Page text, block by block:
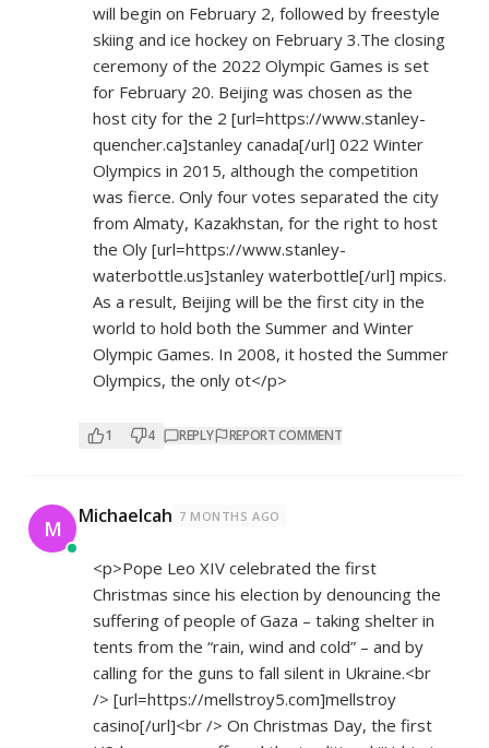
will begin on February 2, followed by freestyle
skiing and ice hockey on February 3.The closing
ceremony of the 2022 Olympic Games is set
for February 20. Beijing was chosen as the
host city for the 2 [url=https://www.stanley-
quencher.ca]stanley canada[/url] 022 Winter
Olympics in 2015, although the competition
was fierce. Only four votes separated the city
from Almaty, Kazakhstan, for the right to host
the Oly [url=https://www.stanley-
waterbottle.us]stanley waterbottle[/url] mpics.
As a result, Beijing will be the first city in the
world to hold both the Summer and Winter
Olympic Games. In 2008, it hosted the Summer
Olympics, the only ot</p>
1 4 REPLY REPORT COMMENT
M Michaelcah 7 MONTHS AGO
<p>Pope Leo XIV celebrated the first
Christmas since his election by denouncing the
suffering of people of Gaza – taking shelter in
tents from the “rain, wind and cold” – and by
calling for the guns to fall silent in Ukraine.<br
/> [url=https://mellstroy5.com]mellstroy
casino[/url]<br /> On Christmas Day, the first